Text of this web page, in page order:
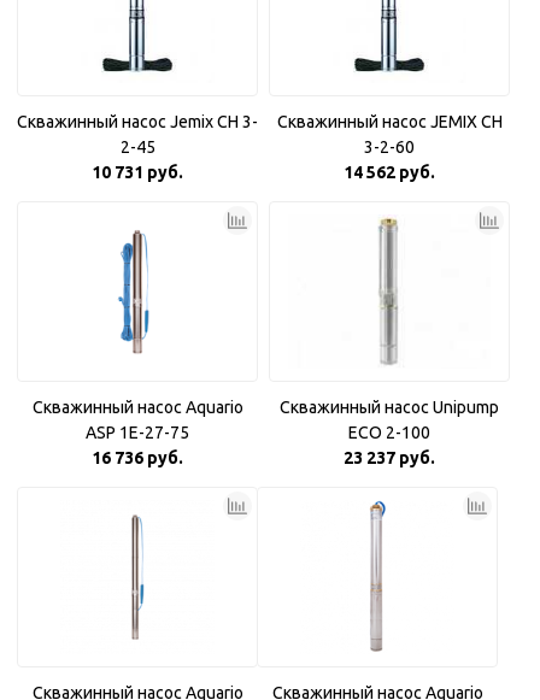
Скважинный насос Jemix CH 3-
2-45
10 731 руб.
Скважинный насос JEMIX CH
3-2-60
14 562 руб.
Скважинный насос Aquario
ASP 1E-27-75
16 736 руб.
Скважинный насос Unipump
ECO 2-100
23 237 руб.
Скважинный насос Aquario
Скважинный насос Aquario